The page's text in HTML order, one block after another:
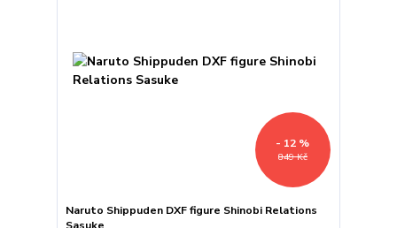
849 Kč
- 12 %
Naruto Shippuden DXF figure Shinobi Relations
Sasuke